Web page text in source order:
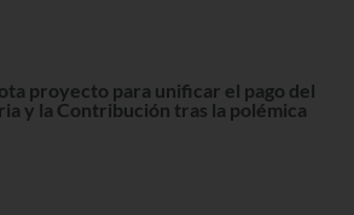
proyecto para unificar el pago del
y la Contribución tras la polémica